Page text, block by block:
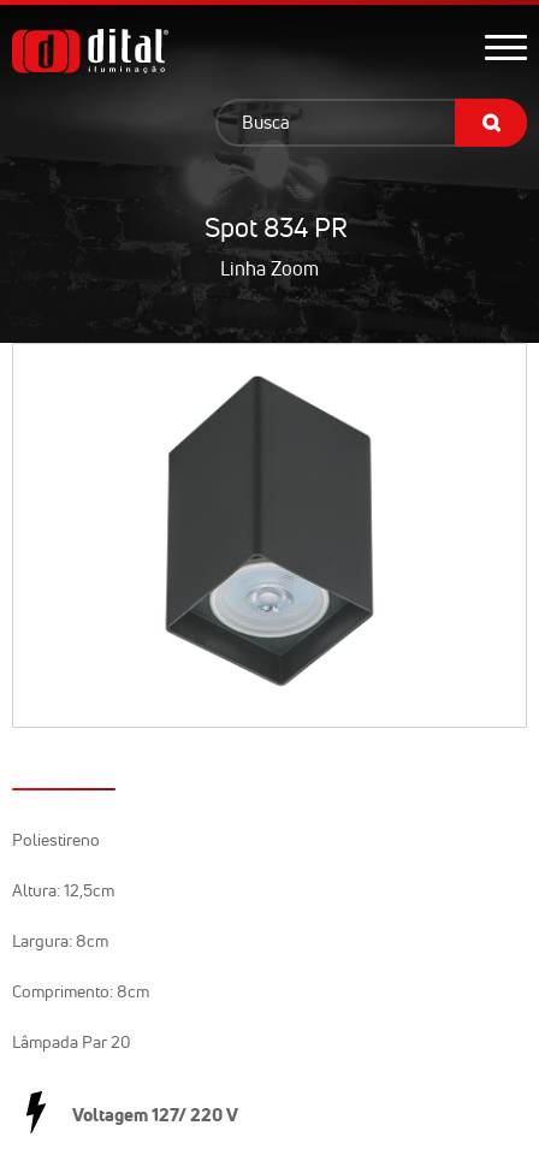
Spot 834 PR
Linha Zoom
Poliestireno
Altura: 12,5cm
Largura: 8cm
Comprimento: 8cm
Lâmpada Par 20
Voltagem 127/ 220 V